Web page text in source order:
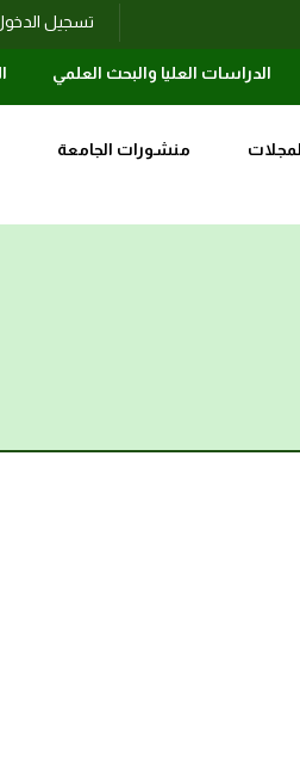
تسجيل
الدراسات العليا والبحث العلمي
منشورات الجامعة